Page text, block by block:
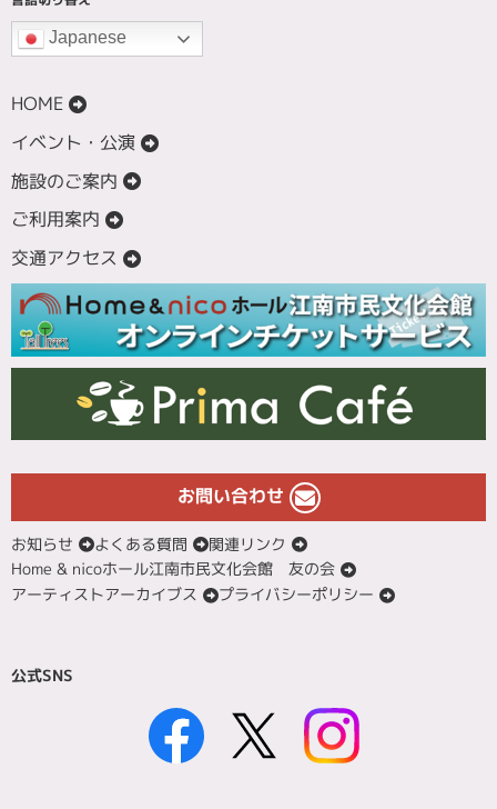
Japanese
HOME
イベント・公演
施設のご案内
ご利用案内
交通アクセス
お問い合わせ
お知らせ よくある質問
関連リンク
Home & nicoホール江南市民文化会館 友の会
アーティストアーカイブス
プライバシーポリシー
公式SNS